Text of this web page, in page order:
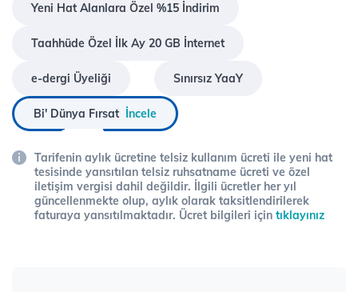
Yeni Hat Alanlara Özel %15 İndirim
Taahhüde Özel İlk Ay 20 GB İnternet
e-dergi Üyeliği Sınırsız YaaY
Bi' Dünya Fırsat İncele
Tarifenin aylık ücretine telsiz kullanım ücreti ile yeni hat
tesisinde yansıtılan telsiz ruhsatname ücreti ve özel
iletişim vergisi dahil değildir. İlgili ücretler her yıl
güncellenmekte olup, aylık olarak taksitlendirilerek
faturaya yansıtılmaktadır. Ücret bilgileri için tıklayınız